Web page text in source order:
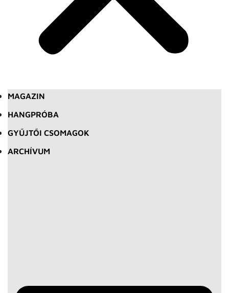
MAGAZIN
HANGPRÓBA
GYŰJTŐI CSOMAGOK
ARCHÍVUM